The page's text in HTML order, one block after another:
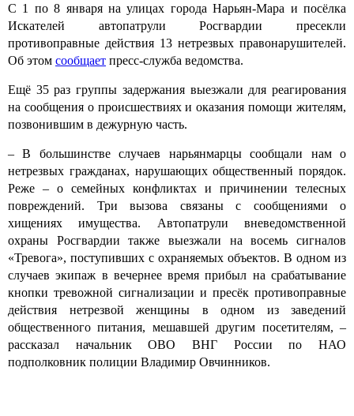
С 1 по 8 января на улицах города Нарьян-Мара и посёлка
Искателей автопатрули Росгвардии пресекли
противоправные действия 13 нетрезвых правонарушителей.
Об этом сообщает пресс-служба ведомства.
Ещё 35 раз группы задержания выезжали для реагирования
на сообщения о происшествиях и оказания помощи жителям,
позвонившим в дежурную часть.
– В большинстве случаев нарьянмарцы сообщали нам о
нетрезвых гражданах, нарушающих общественный порядок.
Реже – о семейных конфликтах и причинении телесных
повреждений. Три вызова связаны с сообщениями о
хищениях имущества. Автопатрули вневедомственной
охраны Росгвардии также выезжали на восемь сигналов
«Тревога», поступивших с охраняемых объектов. В одном из
случаев экипаж в вечернее время прибыл на срабатывание
кнопки тревожной сигнализации и пресёк противоправные
действия нетрезвой женщины в одном из заведений
общественного питания, мешавшей другим посетителям, –
рассказал начальникОВО ВНГ России по НАО
подполковник полиции Владимир Овчинников.